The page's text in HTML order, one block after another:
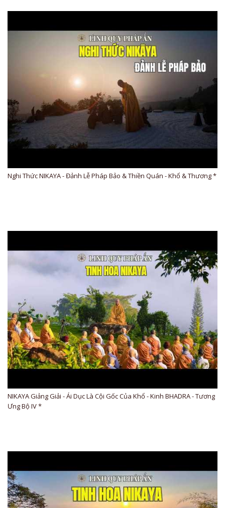
Nghi Thức NIKAYA - Đảnh Lễ Pháp Bảo & Thiền Quán - Khổ & Thương *
NIKAYA Giảng Giải - Ái Dục Là Cội Gốc Của Khổ - Kinh BHADRA - Tương
Ưng Bộ IV *